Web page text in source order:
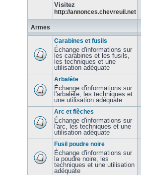
Visitez
http://annonces.chevreuil.net
Armes
Carabines et fusils
Échange d'informations sur
les carabines et les fusils,
les techniques et une
utilisation adéquate
Arbalète
Échange d'informations sur
l'arbalète, les techniques et
une utilisation adéquate
Arc et flèches
Échange d'informations sur
l'arc, les techniques et une
utilisation adéquate
Fusil poudre noire
Échange d'informations sur
la poudre noire, les
techniques et une utilisation
adéquate